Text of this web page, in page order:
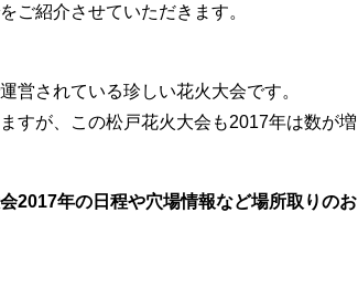
をご紹介させていただきます。
営されている珍しい花火大会です。
すが、この松戸花火大会も2017年は数が増
2017年の日程や穴場情報など場所取りのお